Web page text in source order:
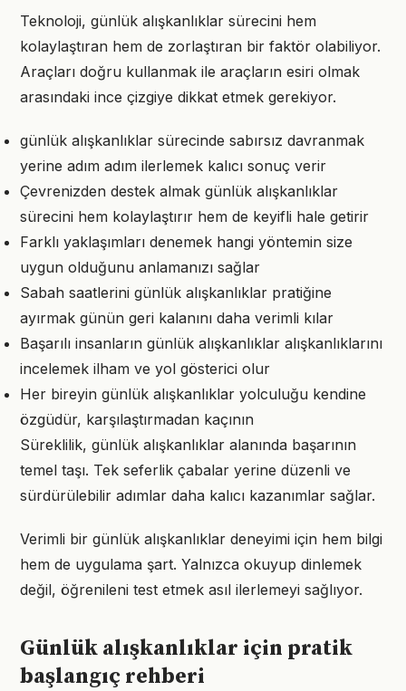
Teknoloji, günlük alışkanlıklar sürecini hem
kolaylaştıran hem de zorlaştıran bir faktör olabiliyor.
Araçları doğru kullanmak ile araçların esiri olmak
arasındaki ince çizgiye dikkat etmek gerekiyor.
günlük alışkanlıklar sürecinde sabırsız davranmak
yerine adım adım ilerlemek kalıcı sonuç verir
Çevrenizden destek almak günlük alışkanlıklar
sürecini hem kolaylaştırır hem de keyifli hale getirir
Farklı yaklaşımları denemek hangi yöntemin size
uygun olduğunu anlamanızı sağlar
Sabah saatlerini günlük alışkanlıklar pratiğine
ayırmak günün geri kalanını daha verimli kılar
Başarılı insanların günlük alışkanlıklar alışkanlıklarını
incelemek ilham ve yol gösterici olur
Her bireyin günlük alışkanlıklar yolculuğu kendine
özgüdür, karşılaştırmadan kaçının
Süreklilik, günlük alışkanlıklar alanında başarının
temel taşı. Tek seferlik çabalar yerine düzenli ve
sürdürülebilir adımlar daha kalıcı kazanımlar sağlar.
Verimli bir günlük alışkanlıklar deneyimi için hem bilgi
hem de uygulama şart. Yalnızca okuyup dinlemek
değil, öğrenileni test etmek asıl ilerlemeyi sağlıyor.
Günlük alışkanlıklar için pratik
başlangıç rehberi